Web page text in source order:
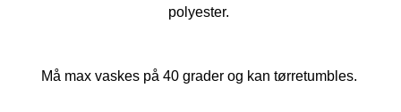
polyester.
Må max vaskes på 40 grader og kan tørretumbles.